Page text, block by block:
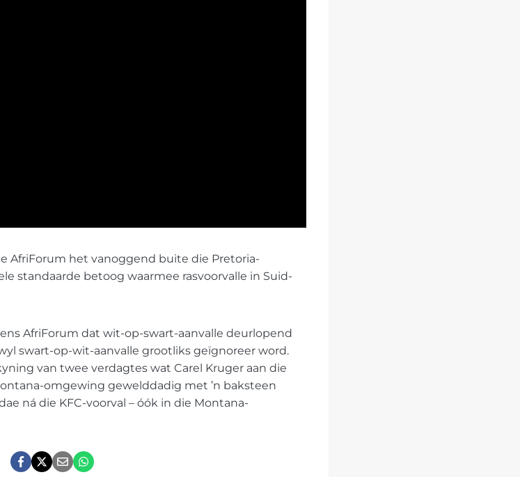
AfriForum het vanoggend buite die Pretoria-
standaarde betoog waarmee rasvoorvalle in Suid-
AfriForum dat wit-op-swart-aanvalle deurlopend
swart-op-wit-aanvalle grootliks geïgnoreer word.
van twee verdagtes wat Carel Kruger aan die
omgewing gewelddadig met ’n baksteen
ná die KFC-voorval – óók in die Montana-